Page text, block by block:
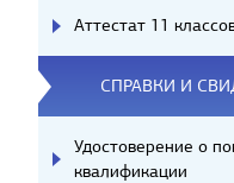
Аттестат 11
СПРАВКИ И
Удостоверение о
квалификации